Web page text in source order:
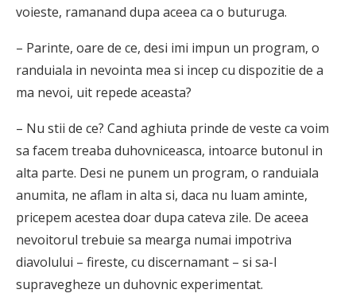
voieste, ramanand dupa aceea ca o buturuga.
– Parinte, oare de ce, desi imi impun un program, o
randuiala in nevointa mea si incep cu dispozitie de a
ma nevoi, uit repede aceasta?
– Nu stii de ce? Cand aghiuta prinde de veste ca voim
sa facem treaba duhovniceasca, intoarce butonul in
alta parte. Desi ne punem un program, o randuiala
anumita, ne aflam in alta si, daca nu luam aminte,
pricepem acestea doar dupa cateva zile. De aceea
nevoitorul trebuie sa mearga numai impotriva
diavolului – fireste, cu discernamant – si sa-l
supravegheze un duhovnic experimentat.